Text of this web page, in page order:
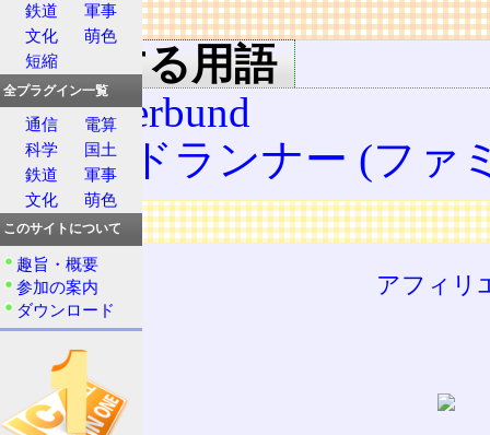
リンク
関連する用語
Broderbund
ロードランナー (ファ
広告
アフィリ
鉄道
軍事
文化
萌色
短縮
全プラグイン一覧
通信
電算
科学
国土
鉄道
軍事
文化
萌色
このサイトについて
趣旨・概要
参加の案内
ダウンロード